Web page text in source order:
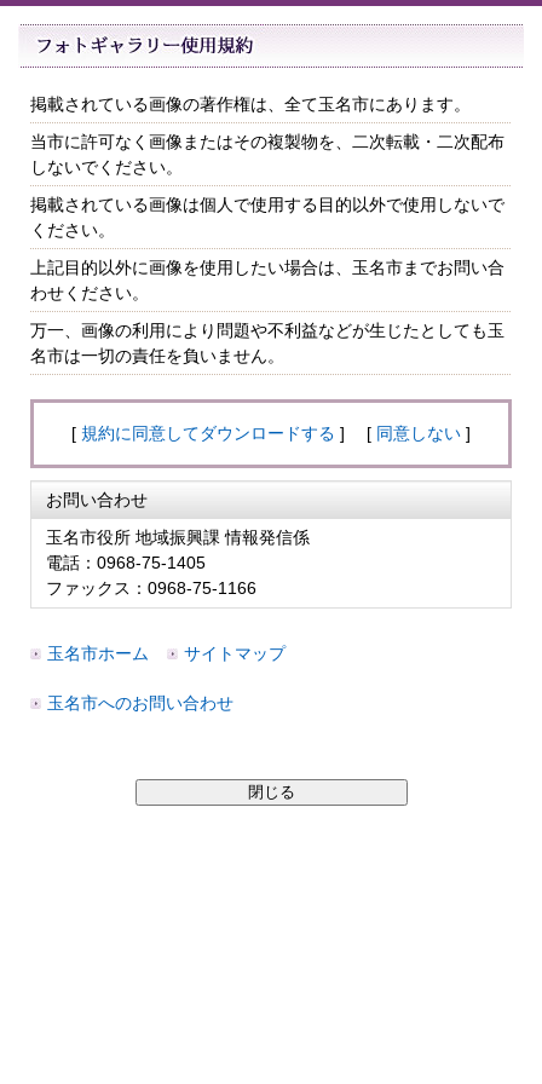
掲載されている画像の著作権は、全て玉名市にあります。
当市に許可なく画像またはその複製物を、二次転載・二次配布
しないでください。
掲載されている画像は個人で使用する目的以外で使用しないで
ください。
上記目的以外に画像を使用したい場合は、玉名市までお問い合
わせください。
万一、画像の利用により問題や不利益などが生じたとしても玉
名市は一切の責任を負いません。
[ 規約に同意してダウンロードする ] [ 同意しない ]
お問い合わせ
玉名市役所 地域振興課 情報発信係
電話：0968-75-1405
ファックス：0968-75-1166
玉名市ホーム サイトマップ
玉名市へのお問い合わせ